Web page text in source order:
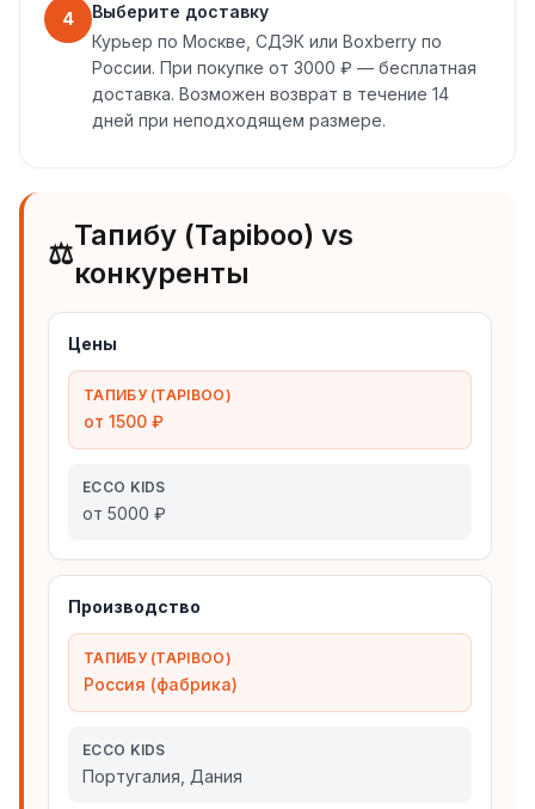
4
Выберите доставку
Курьер по Москве, СДЭК или Boxberry по
России. При покупке от 3000 ₽ — бесплатная
доставка. Возможен возврат в течение 14
дней при неподходящем размере.
⚖️
Тапибу (Tapiboo) vs
конкуренты
Цены
ТАПИБУ (TAPIBOO)
от 1500 ₽
ECCO KIDS
от 5000 ₽
Производство
ТАПИБУ (TAPIBOO)
Россия (фабрика)
ECCO KIDS
Португалия, Дания